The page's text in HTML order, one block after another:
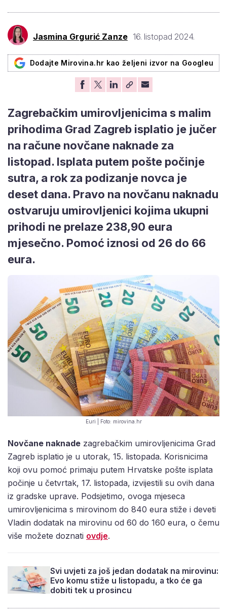
Jasmina Grgurić Zanze 16. listopad 2024.
Dodajte Mirovina.hr kao željeni izvor na Googleu
Zagrebačkim umirovljenicima s malim
prihodima Grad Zagreb isplatio je jučer
na račune novčane naknade za
listopad. Isplata putem pošte počinje
sutra, a rok za podizanje novca je
deset dana. Pravo na novčanu naknadu
ostvaruju umirovljenici kojima ukupni
prihodi ne prelaze 238,90 eura
mjesečno. Pomoć iznosi od 26 do 66
eura.
Euri | Foto: mirovina.hr
Novčane naknade zagrebačkim umirovljenicima Grad
Zagreb isplatio je u utorak, 15. listopada. Korisnicima
koji ovu pomoć primaju putem Hrvatske pošte isplata
počinje u četvrtak, 17. listopada, izvijestili su ovih dana
iz gradske uprave. Podsjetimo, ovoga mjeseca
umirovljenicima s mirovinom do 840 eura stiže i deveti
Vladin dodatak na mirovinu od 60 do 160 eura, o čemu
više možete doznati ovdje.
Svi uvjeti za još jedan dodatak na mirovinu:
Evo komu stiže u listopadu, a tko će ga
dobiti tek u prosincu